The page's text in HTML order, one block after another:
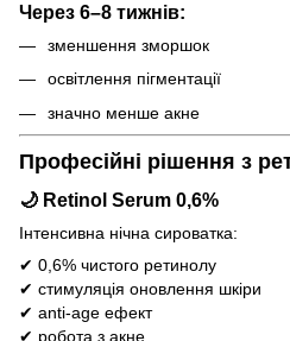
Через 6–8 тижнів:
зменшення зморшок
освітлення пігментації
значно менше акне
Професійні рішення з
🌙 Retinol Serum 0,6%
Інтенсивна нічна сироватка:
✔ 0,6% чистого ретинолу
✔ стимуляція оновлення шкіри
✔ anti-age ефект
✔ робота з акне